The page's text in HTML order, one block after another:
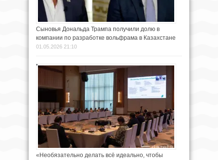
Сыновья Дональда Трампа получили долю в
компании по разработке вольфрама в Казахстане
01.05.2026 21:10
«Необязательно делать всё идеально, чтобы